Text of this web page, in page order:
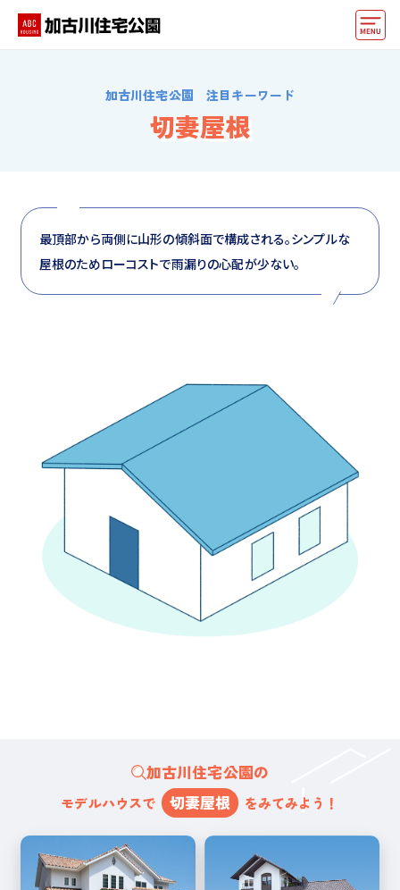
好みからモデルハウスを探す
住まいづくりお役立ち情報
加古川住宅公園 注目キーワード
切妻屋根
最頂部から両側に山形の傾斜面で構成される。シンプルな
屋根のためローコストで雨漏りの心配が少ない。
加古川住宅公園の
モデルハウスで 切妻屋根 をみてみよう！